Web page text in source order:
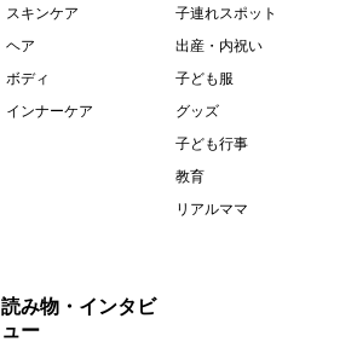
スキンケア
ヘア
ボディ
インナーケア
子連れスポット
出産・内祝い
子ども服
グッズ
子ども行事
教育
リアルママ
読み物・インタビ
ュー